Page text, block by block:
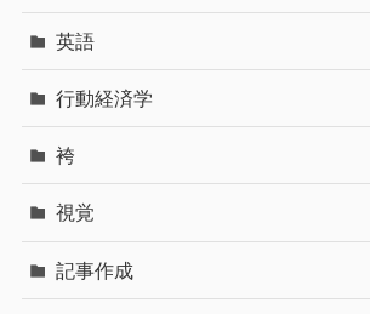
英語
行動経済学
袴
視覚
記事作成